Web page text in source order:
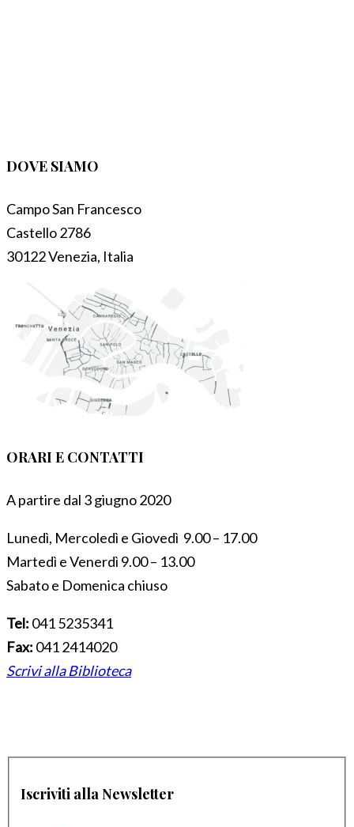
DOVE SIAMO
Campo San Francesco
Castello 2786
30122 Venezia, Italia
ORARI E CONTATTI
A partire dal 3 giugno 2020
Lunedì, Mercoledì e Giovedì 9.00 – 17.00
Martedì e Venerdì 9.00 – 13.00
Sabato e Domenica chiuso
Tel: 041 5235341
Fax: 041 2414020
Scrivi alla Biblioteca
Iscriviti alla Newsletter